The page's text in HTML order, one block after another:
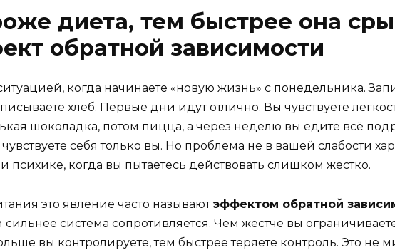
диета, тем быстрее она
обратной зависимости
когда начинаете «новую жизнь» с понедельника.
хлеб. Первые дни идут отлично. Вы чувствуете
шоколадка, потом пицца, а через неделю вы едите всё
себя только вы. Но проблема не в вашей слабости
психике, когда вы пытаетесь действовать слишком жестко.
это явление часто называютэффектом обратной
сильнее система сопротивляется. Чем жестче вы
вы контролируете, тем быстрее теряете контроль. Это не